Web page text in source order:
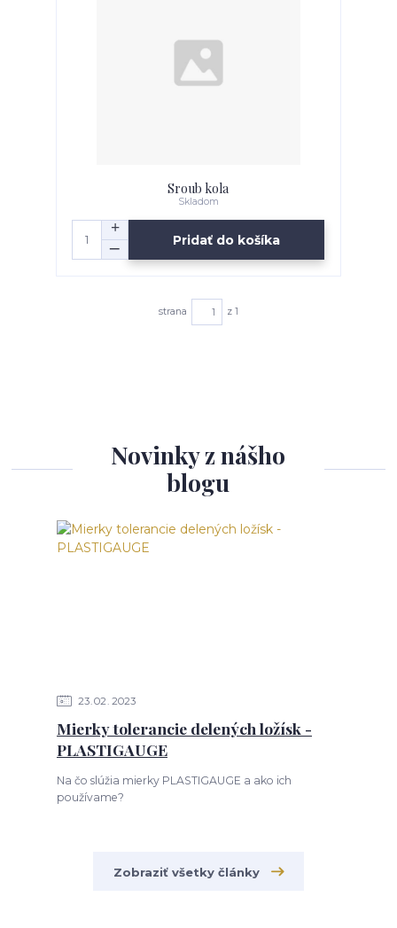
Sroub kola
Skladom
Pridať do košíka
strana z 1
Novinky z nášho
blogu
23 02 2023
Mierky tolerancie delených ložísk -
PLASTIGAUGE
Na čo slúžia mierky PLASTIGAUGE a ako ich
používame?
Zobraziť všetky články